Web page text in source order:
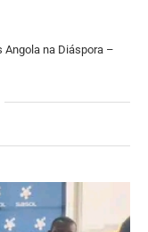
Angola na Diáspora –